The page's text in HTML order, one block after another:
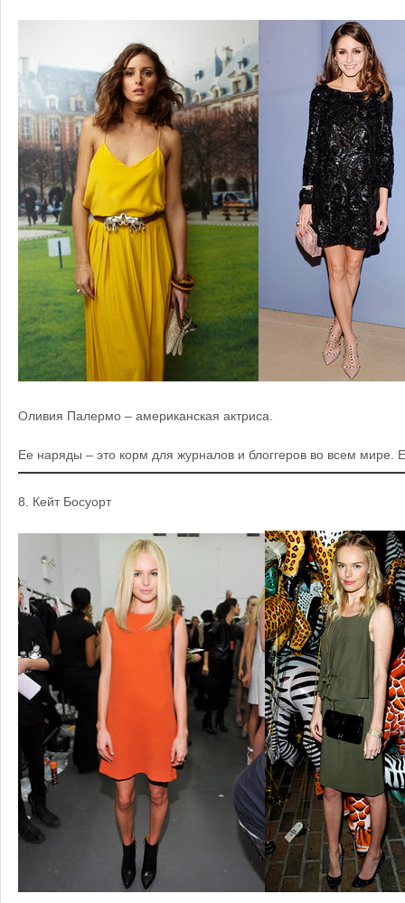
Оливия Палермо – американская актриса.
Ее наряды – это корм для журналов и блоггеров во всем мире.
8. Кейт Босуорт